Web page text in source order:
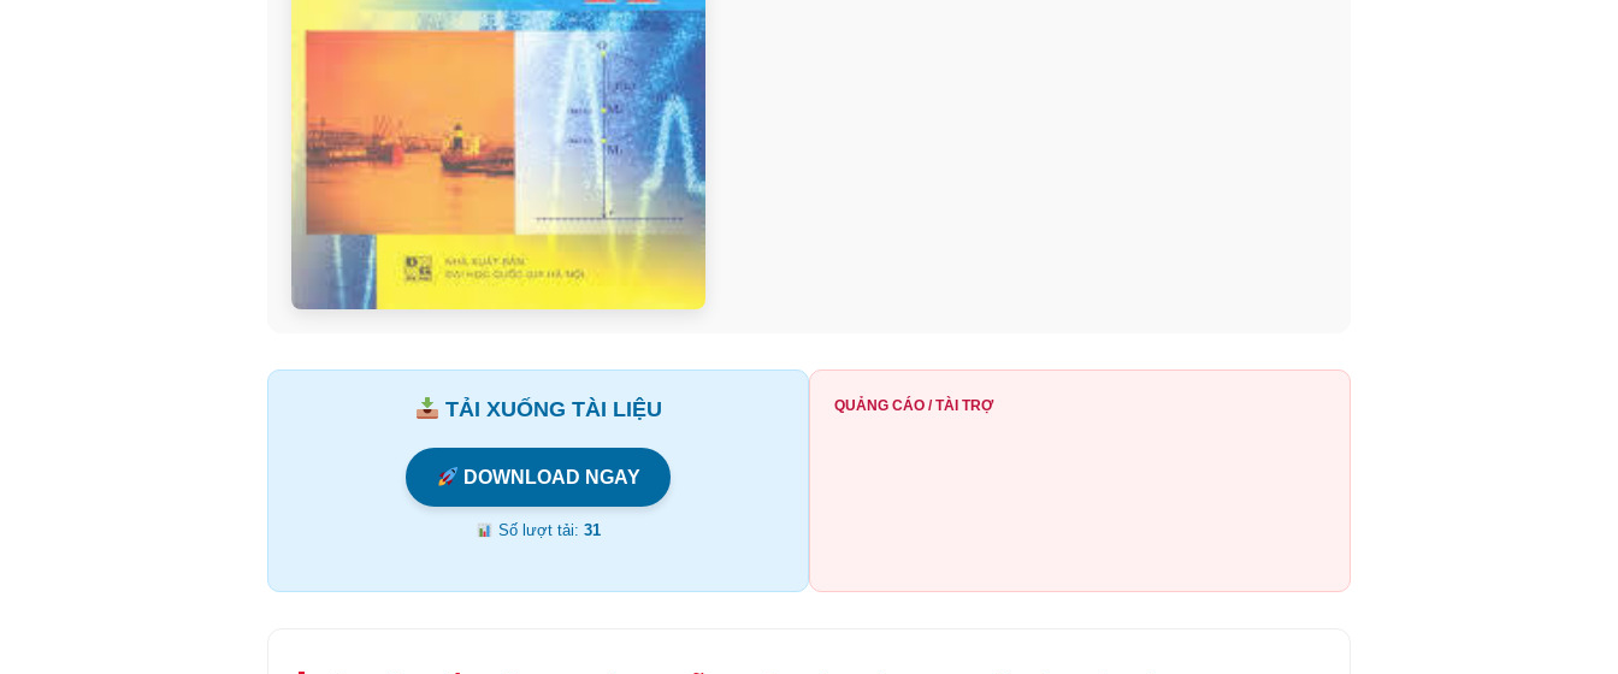
TẢI XUỐNG TÀI LIỆU
DOWNLOAD NGAY
Số lượt tải: 31
QUẢNG CÁO / TÀI TRỢ